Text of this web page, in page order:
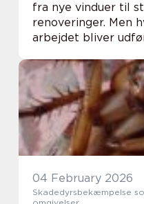
fra nye vinduer til
renoveringer. Men
arbejdet bliver
du bliver glad for i
04 February 2026
Skadedyrsbekæmpelse sorø sådan får du sikre og